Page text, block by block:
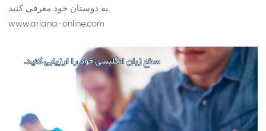
به دوستان خود معرفی کنید.
www.ariana-online.com